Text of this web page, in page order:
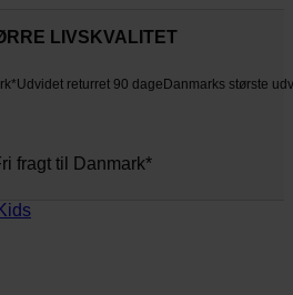
LIVSKVALITET
Udvidet returret 90 dage Danmarks største
fragt til Danmark*